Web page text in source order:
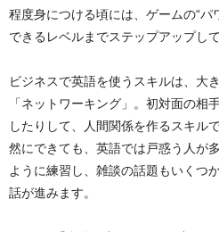
程度身につける頃には、ゲームの“パ
できるレベルまでステップアップして
ビジネスで英語を使うスキルは、大
「ネットワーキング」。初対面の相
したりして、人間関係を作るスキル
然にできても、英語では戸惑う人が
ように練習し、雑談の話題もいくつ
話が進みます。